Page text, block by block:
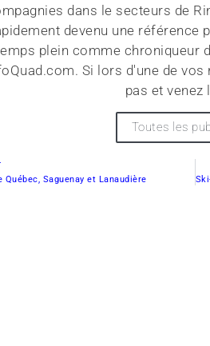
dans le secteurs de
devenu une référence
plein comme chroniqueur
Si lors d'une de
pas et venez
Toutes les
Québec, Saguenay et Lanaudière